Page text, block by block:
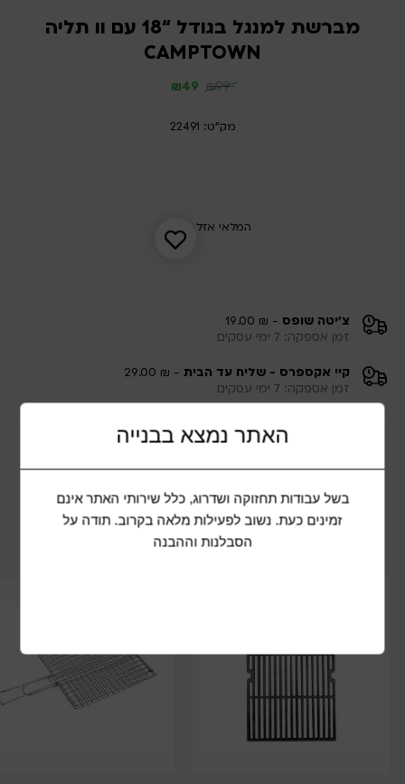
מברשת למנגל בגודל “18 עם וו תליה
CAMPTOWN
99
₪
49
₪
מק"ט: 22491
המלאי אזל
צ'יטה שופס - ₪ 19.00
זמן אספקה: 7 ימי עסקים
קיי אקספרס - שליח עד הבית - ₪ 29.00
זמן אספקה: 7 ימי עסקים
שתף מוצר
מוצרים נוספים שיכולים להתאים לכם
האתר נמצא בבנייה
בשל עבודות תחזוקה ושדרוג, כלל שירותי האתר אינם
זמינים כעת. נשוב לפעילות מלאה בקרוב. תודה על
הסבלנות וההבנה